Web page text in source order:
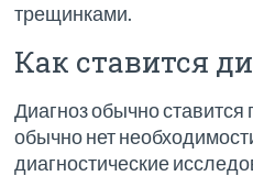
трещинками.
Как ставится
Диагноз обычно
обычно нет
диагностические